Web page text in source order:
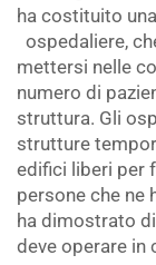
ha costituito
ospedaliere,
mettersi nelle
numero di
struttura. Gli
strutture
edifici liberi per
persone che ne
ha dimostrato
deve operare in